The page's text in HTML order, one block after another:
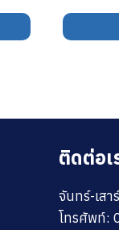
ติดต่อเ
จันทร์-เสา
โทรศัพท์: